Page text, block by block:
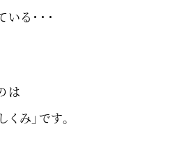
る・・・
は
み」です。